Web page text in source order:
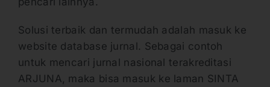
Solusi terbaik dan termudah adalah masuk ke
website database jurnal. Sebagai contoh
untuk mencari jurnal nasional terakreditasi
ARJUNA, maka bisa masuk ke laman SINTA